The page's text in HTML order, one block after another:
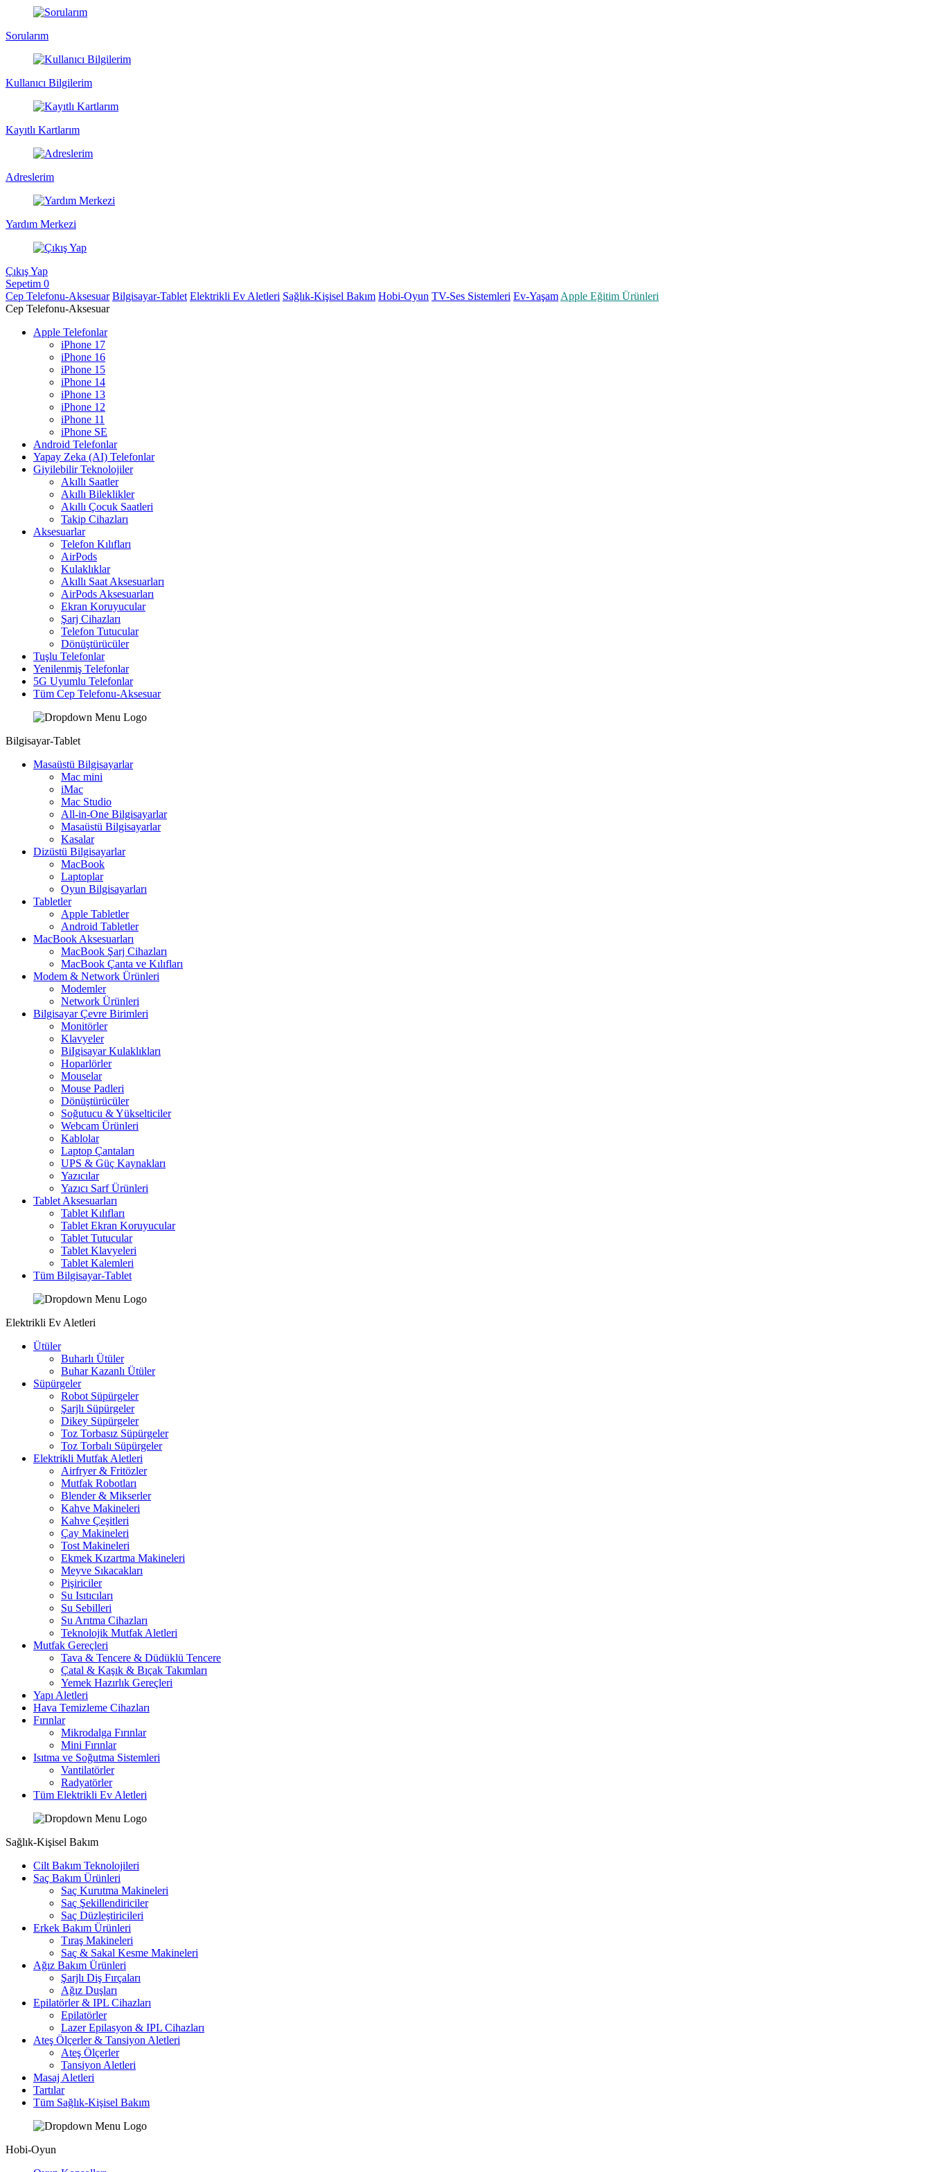
Sorularım
Kullanıcı Bilgilerim
Kayıtlı Kartlarım
Adreslerim
Yardım Merkezi
Çıkış Yap
Sepetim 0
Cep Telefonu-Aksesuar Bilgisayar-Tablet Elektrikli Ev Aletleri Sağlık-Kişisel Bakım Hobi-Oyun TV-Ses Sistemleri Ev-Yaşam Apple Eğitim Ürünleri
Cep Telefonu-Aksesuar
Apple Telefonlar
iPhone 17
iPhone 16
iPhone 15
iPhone 14
iPhone 13
iPhone 12
iPhone 11
iPhone SE
Android Telefonlar
Yapay Zeka (AI) Telefonlar
Giyilebilir Teknolojiler
Akıllı Saatler
Akıllı Bileklikler
Akıllı Çocuk Saatleri
Takip Cihazları
Aksesuarlar
Telefon Kılıfları
AirPods
Kulaklıklar
Akıllı Saat Aksesuarları
AirPods Aksesuarları
Ekran Koruyucular
Şarj Cihazları
Telefon Tutucular
Dönüştürücüler
Tuşlu Telefonlar
Yenilenmiş Telefonlar
5G Uyumlu Telefonlar
Tüm Cep Telefonu-Aksesuar
Bilgisayar-Tablet
Masaüstü Bilgisayarlar
Mac mini
iMac
Mac Studio
All-in-One Bilgisayarlar
Masaüstü Bilgisayarlar
Kasalar
Dizüstü Bilgisayarlar
MacBook
Laptoplar
Oyun Bilgisayarları
Tabletler
Apple Tabletler
Android Tabletler
MacBook Aksesuarları
MacBook Şarj Cihazları
MacBook Çanta ve Kılıfları
Modem & Network Ürünleri
Modemler
Network Ürünleri
Bilgisayar Çevre Birimleri
Monitörler
Klavyeler
BiIgisayar Kulaklıkları
Hoparlörler
Mouselar
Mouse Padleri
Dönüştürücüler
Soğutucu & Yükselticiler
Webcam Ürünleri
Kablolar
Laptop Çantaları
UPS & Güç Kaynakları
Yazıcılar
Yazıcı Sarf Ürünleri
Tablet Aksesuarları
Tablet Kılıfları
Tablet Ekran Koruyucular
Tablet Tutucular
Tablet Klavyeleri
Tablet Kalemleri
Tüm Bilgisayar-Tablet
Elektrikli Ev Aletleri
Ütüler
Buharlı Ütüler
Buhar Kazanlı Ütüler
Süpürgeler
Robot Süpürgeler
Şarjlı Süpürgeler
Dikey Süpürgeler
Toz Torbasız Süpürgeler
Toz Torbalı Süpürgeler
Elektrikli Mutfak Aletleri
Airfryer & Fritözler
Mutfak Robotları
Blender & Mikserler
Kahve Makineleri
Kahve Çeşitleri
Çay Makineleri
Tost Makineleri
Ekmek Kızartma Makineleri
Meyve Sıkacakları
Pişiriciler
Su Isıtıcıları
Su Sebilleri
Su Arıtma Cihazları
Teknolojik Mutfak Aletleri
Mutfak Gereçleri
Tava & Tencere & Düdüklü Tencere
Çatal & Kaşık & Bıçak Takımları
Yemek Hazırlık Gereçleri
Yapı Aletleri
Hava Temizleme Cihazları
Fırınlar
Mikrodalga Fırınlar
Mini Fırınlar
Isıtma ve Soğutma Sistemleri
Vantilatörler
Radyatörler
Tüm Elektrikli Ev Aletleri
Sağlık-Kişisel Bakım
Cilt Bakım Teknolojileri
Saç Bakım Ürünleri
Saç Kurutma Makineleri
Saç Şekillendiriciler
Saç Düzleştiricileri
Erkek Bakım Ürünleri
Tıraş Makineleri
Saç & Sakal Kesme Makineleri
Ağız Bakım Ürünleri
Şarjlı Diş Fırçaları
Ağız Duşları
Epilatörler & IPL Cihazları
Epilatörler
Lazer Epilasyon & IPL Cihazları
Ateş Ölçerler & Tansiyon Aletleri
Ateş Ölçerler
Tansiyon Aletleri
Masaj Aletleri
Tartılar
Tüm Sağlık-Kişisel Bakım
Hobi-Oyun